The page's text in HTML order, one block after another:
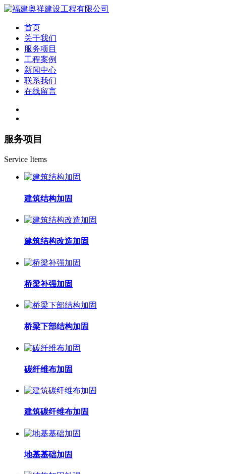
首页
关于我们
服务项目
工程案例
新闻中心
联系我们
在线留言
服务项目
Service Items
建筑结构加固
建筑结构改造加固
桥梁补强加固
桥梁下部结构加固
碳纤维布加固
建筑碳纤维布加固
地基基础加固